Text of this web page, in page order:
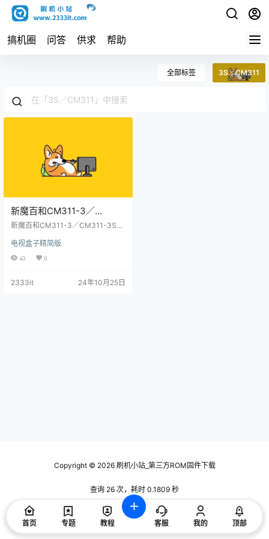
搞机圈 问答 供求 帮助
全部标签 3S／CM311
新魔百和CM311-3／
CM311-3S／CM311-
安卓9_当贝桌面-优盘直刷固
件包(内有教程)
新魔百和CM311-3／CM311-3S／
安卓9_当贝桌面-优盘直刷固件包(内
有教程)
电视盒子精简版
43 0
2333it 24年10月25日
Copyright © 2026刷机小站_第三方ROM固件下载
查询 26 次，耗时 0.1809 秒
首页 专题 教程 客服 我的 顶部